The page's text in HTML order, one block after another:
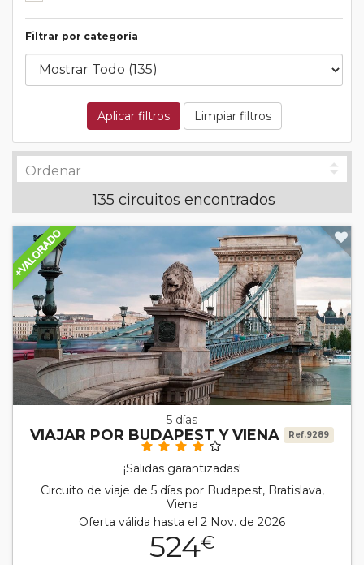
Filtrar por categoría
Aplicar filtros Limpiar filtros
135 circuitos encontrados
5 días
VIAJAR POR BUDAPEST Y VIENA Ref.9289
¡Salidas garantizadas!
Circuito de viaje de 5 días por Budapest, Bratislava,
Viena
Oferta válida hasta el 2 Nov. de 2026
524€